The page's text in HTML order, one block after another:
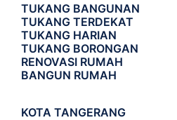
TUKANG BANGUNAN
TUKANG TERDEKAT
TUKANG HARIAN
TUKANG BORONGAN
RENOVASI RUMAH
BANGUN RUMAH
KOTA TANGERANG